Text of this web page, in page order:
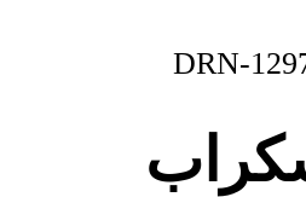
DRN-